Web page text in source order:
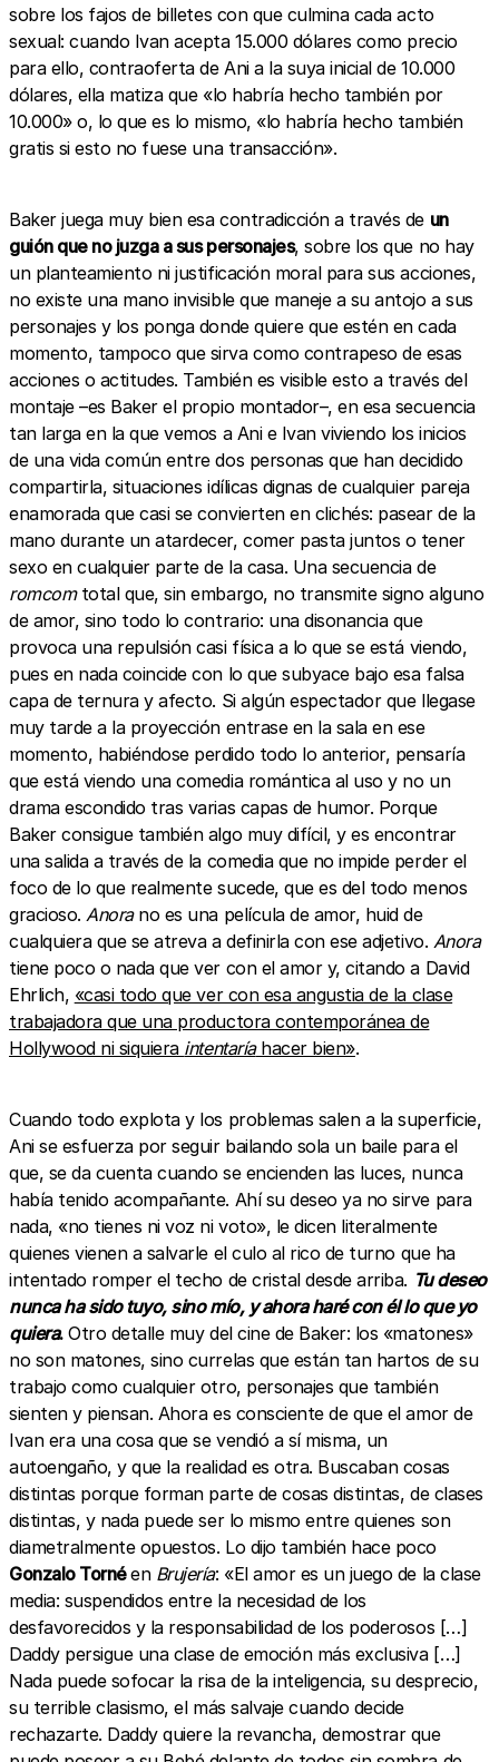
sobre los fajos de billetes con que culmina cada acto
sexual: cuando Ivan acepta 15.000 dólares como precio
para ello, contraoferta de Ani a la suya inicial de 10.000
dólares, ella matiza que «lo habría hecho también por
10.000» o, lo que es lo mismo, «lo habría hecho también
gratis si esto no fuese una transacción».
Baker juega muy bien esa contradicción a través de un
guión que no juzga a sus personajes, sobre los que no hay
un planteamiento ni justificación moral para sus acciones,
no existe una mano invisible que maneje a su antojo a sus
personajes y los ponga donde quiere que estén en cada
momento, tampoco que sirva como contrapeso de esas
acciones o actitudes. También es visible esto a través del
montaje –es Baker el propio montador–, en esa secuencia
tan larga en la que vemos a Ani e Ivan viviendo los inicios
de una vida común entre dos personas que han decidido
compartirla, situaciones idílicas dignas de cualquier pareja
enamorada que casi se convierten en clichés: pasear de la
mano durante un atardecer, comer pasta juntos o tener
sexo en cualquier parte de la casa. Una secuencia de
romcomtotal que, sin embargo, no transmite signo alguno
de amor, sino todo lo contrario: una disonancia que
provoca una repulsión casi física a lo que se está viendo,
pues en nada coincide con lo que subyace bajo esa falsa
capa de ternura y afecto. Si algún espectador que llegase
muy tarde a la proyección entrase en la sala en ese
momento, habiéndose perdido todo lo anterior, pensaría
que está viendo una comedia romántica al uso y no un
drama escondido tras varias capas de humor. Porque
Baker consigue también algo muy difícil, y es encontrar
una salida a través de la comedia que no impide perder el
foco de lo que realmente sucede, que es del todo menos
gracioso. Anora no es una película de amor, huid de
cualquiera que se atreva a definirla con ese adjetivo. Anora
tiene poco o nada que ver con el amor y, citando a David
Ehrlich, «casi todo que ver con esa angustia de la clase
trabajadora que una productora contemporánea de
Hollywood ni siquiera intentaríahacer bien».
Cuando todo explota y los problemas salen a la superficie,
Ani se esfuerza por seguir bailando sola un baile para el
que, se da cuenta cuando se encienden las luces, nunca
había tenido acompañante. Ahí su deseo ya no sirve para
nada, «no tienes ni voz ni voto», le dicen literalmente
quienes vienen a salvarle el culo al rico de turno que ha
intentado romper el techo de cristal desde arriba. Tu deseo
nunca ha sido tuyo, sino mío, y ahora haré con él lo que yo
quiera.Otro detalle muy del cine de Baker: los «matones»
no son matones, sino currelas que están tan hartos de su
trabajo como cualquier otro, personajes que también
sienten y piensan. Ahora es consciente de que el amor de
Ivan era una cosa que se vendió a sí misma, un
autoengaño, y que la realidad es otra. Buscaban cosas
distintas porque forman parte de cosas distintas, de clases
distintas, y nada puede ser lo mismo entre quienes son
diametralmente opuestos. Lo dijo también hace poco
Gonzalo Tornéen Brujería: «El amor es un juego de la clase
media: suspendidos entre la necesidad de los
desfavorecidos y la responsabilidad de los poderosos […]
Daddy persigue una clase de emoción más exclusiva […]
Nada puede sofocar la risa de la inteligencia, su desprecio,
su terrible clasismo, el más salvaje cuando decide
rechazarte. Daddy quiere la revancha, demostrar que